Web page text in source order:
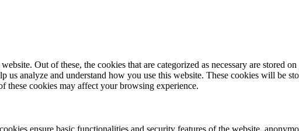
Out of these, the cookies that are categorized as necessary are stored
analyze and understand how you use this website. These cookies will be
these cookies may affect your browsing experience.
ensure basic functionalities and security features of the website,